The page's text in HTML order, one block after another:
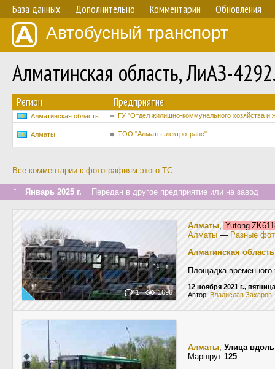
База данных Дополнительно Комментарии Обновления
Автобусный транспорт
Алматинская область, ЛиАЗ-
Регион Предприятие
Алматинская область ГУ "Отдел жилищно-коммунального хозяйства и
Алматы ТОО "Алматыэлектротранс"
Все комментарии к фотографиям этого ТС
↑ Январь 2025 г. Передан в другое предприятие или на завод
1 1696
Алматы, Yutong
Алматы — Разные
Алматинская область
Площадка временного
12 ноября 2021 г., пятница
Автор: Владислав Захаров
Алматы, Улица
Маршрут 125